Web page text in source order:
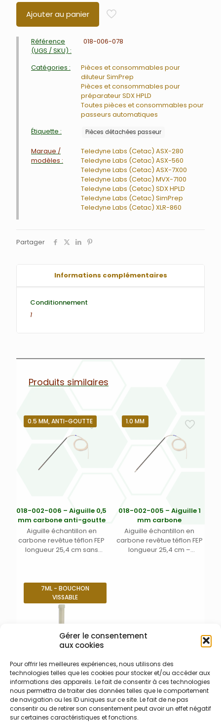
Gérer le consentement
aux cookies
Pour offrir les meilleures expériences, nous utilisons des
technologies telles que les cookies pour stocker et/ou accéder aux
informations des appareils. Le fait de consentir à ces technologies
nous permettra de traiter des données telles que le comportement
de navigation ou les ID uniques sur ce site. Le fait de ne pas
consentir ou de retirer son consentement peut avoir un effet négatif
sur certaines caractéristiques et fonctions.
Ajouter au panier
Référence
(UGS / SKU) :
018-006-078
Catégories :
Pièces et consommables pour
diluteur SimPrep
Pièces et consommables pour
préparateur SDX HPLD
Toutes pièces et consommables pour
passeurs automatiques
Étiquette :
Pièces détachées passeur
Marque /
modèles :
Teledyne Labs (Cetac) ASX-280
Teledyne Labs (Cetac) ASX-560
Teledyne Labs (Cetac) ASX-7X00
Teledyne Labs (Cetac) MVX-7100
Teledyne Labs (Cetac) SDX HPLD
Teledyne Labs (Cetac) SimPrep
Teledyne Labs (Cetac) XLR-860
Partager
Informations complémentaires
Conditionnement
1
Produits similaires
0.5 MM, ANTI-GOUTTE
018-002-006 – Aiguille 0,5
mm carbone anti-goutte
Aiguille échantillon en
carbone revêtue téflon FEP
longueur 25,4 cm sans
– tuyau d’échantillon en PFA
longueur 2,74 m – pour
passeurs automatiques
versions – prévoir kit de
connexion 018-002-009 si
nécessaire
1.0 MM
018-002-005 – Aiguille 1
mm carbone
Aiguille échantillon en
carbone revêtue téflon FEP
longueur 25,4 cm –
018-002-009 si nécessaire
7ML - BOUCHON
VISSABLE
003-010-096 – Tubes 7 ml
Tubes 7 ml en
polypropylène PP à fond
plat avec bouchon (DxH
mm) 13×82 mm – Pour ASX-